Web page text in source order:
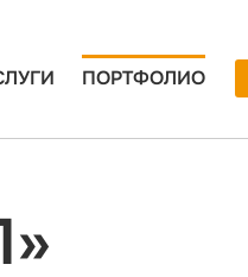
ПОРТФОЛИО